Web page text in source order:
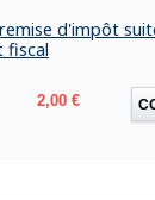
d'impôt
fiscal
Prix
2,00 €